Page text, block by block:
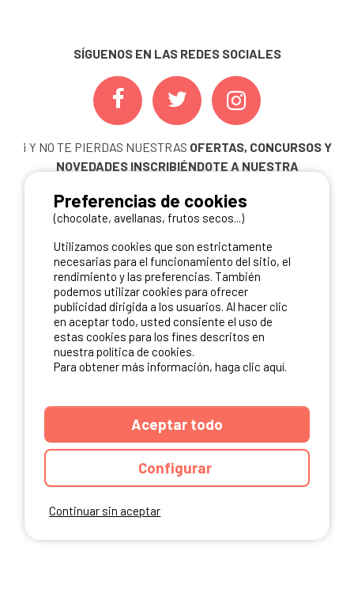
SÍGUENOS EN LAS REDES SOCIALES
¡ Y NO TE PIERDAS NUESTRAS OFERTAS, CONCURSOS Y
NOVEDADES INSCRIBIÉNDOTE A NUESTRA
ME INSCRIBO
NUESTROS PARTNERS
Continuar sin aceptar
Preferencias de cookies
(chocolate, avellanas, frutos secos...)
Utilizamos cookies que son estrictamente
necesarias para el funcionamiento del sitio, el
rendimiento y las preferencias. También
podemos utilizar cookies para ofrecer
publicidad dirigida a los usuarios. Al hacer clic
en aceptar todo, usted consiente el uso de
estas cookies para los fines descritos en
nuestra política de cookies.
Para obtener más información, haga clic aquí.
Aceptar todo
Configurar